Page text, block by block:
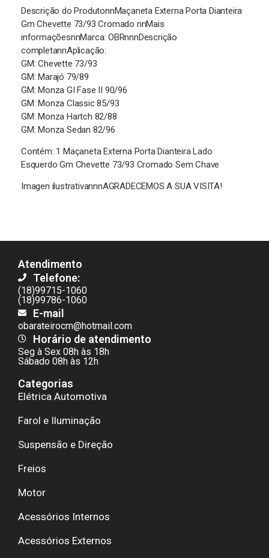
Descrição do ProdutonnMaçaneta Externa Porta Dianteira
Gm Chevette 73/93 Cromado nnMais
informaçõesnnMarca: OBRnnnDescrição
completannAplicação:
GM: Chevette 73/93
GM: Marajó 79/89
GM: Monza GI Fase II 90/96
GM: Monza Classic 85/93
GM: Monza Hartch 82/88
GM: Monza Sedan 82/96
Contém: 1 Maçaneta Externa Porta Dianteira Lado
Esquerdo Gm Chevette 73/93 Cromado Sem Chave
Imagen ilustrativannnAGRADECEMOS A SUA VISITA!
Atendimento
Telefone:
(18)99715-1060
(18)99786-1060
E-mail
obarateirocm@hotmail.com
Horário de atendimento
Seg à Sex 08h às 18h
Sábado 08h às 12h
Categorias
Elétrica Automotiva
Farol e Iluminação
Suspensão e Direção
Freios
Motor
Acessórios Internos
Acessórios Externos